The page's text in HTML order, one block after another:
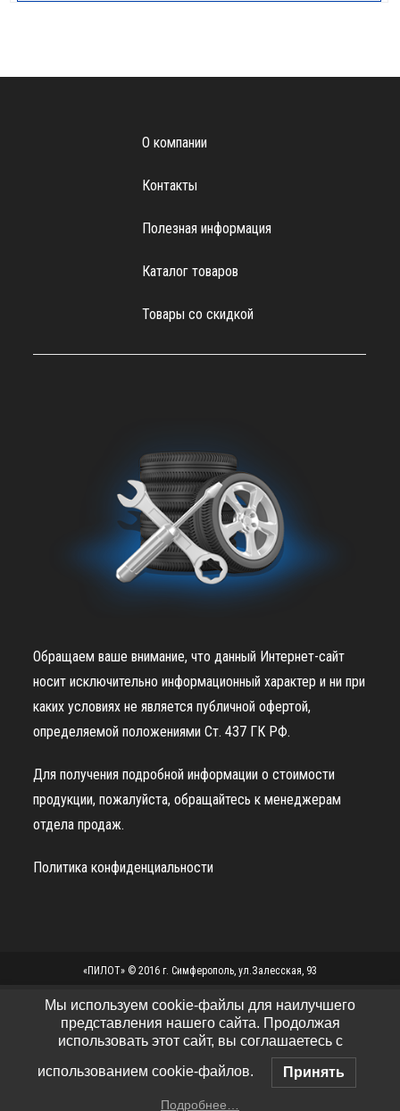
О компании
Контакты
Полезная информация
Каталог товаров
Товары со скидкой
Обращаем ваше внимание, что данный Интернет-сайт
носит исключительно информационный характер и ни при
каких условиях не является публичной офертой,
определяемой положениями Ст. 437 ГК РФ.
Для получения подробной информации о стоимости
продукции, пожалуйста, обращайтесь к менеджерам
отдела продаж.
Политика конфиденциальности
«ПИЛОТ» © 2016 г. Симферополь, ул.Залесская, 93
Мы используем cookie-файлы для наилучшего
представления нашего сайта. Продолжая
использовать этот сайт, вы соглашаетесь с
использованием cookie-файлов. Принять
Подробнее…